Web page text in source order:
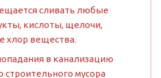
сливать любые
кислоты, щелочи,
хлор вещества.
в канализацию
строительного мусора